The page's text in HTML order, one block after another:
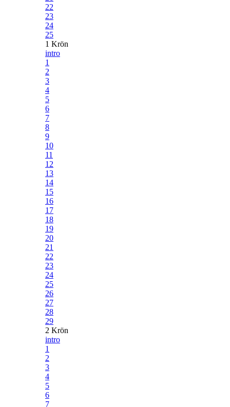
22
23
24
25
1 Krön
intro
1
2
3
4
5
6
7
8
9
10
11
12
13
14
15
16
17
18
19
20
21
22
23
24
25
26
27
28
29
2 Krön
intro
1
2
3
4
5
6
7